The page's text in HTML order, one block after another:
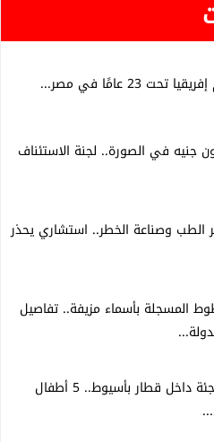
23 عامًا في مصر...
جنيه في الصورة.. لجنة الاستئناف
الطب وصناعة الخطر.. استشاري يحذر
المسجلة بأسماء مزيفة.. تفاصيل
وفاة مفاجئة داخل قطار بأسيوط.. 5 أطفال